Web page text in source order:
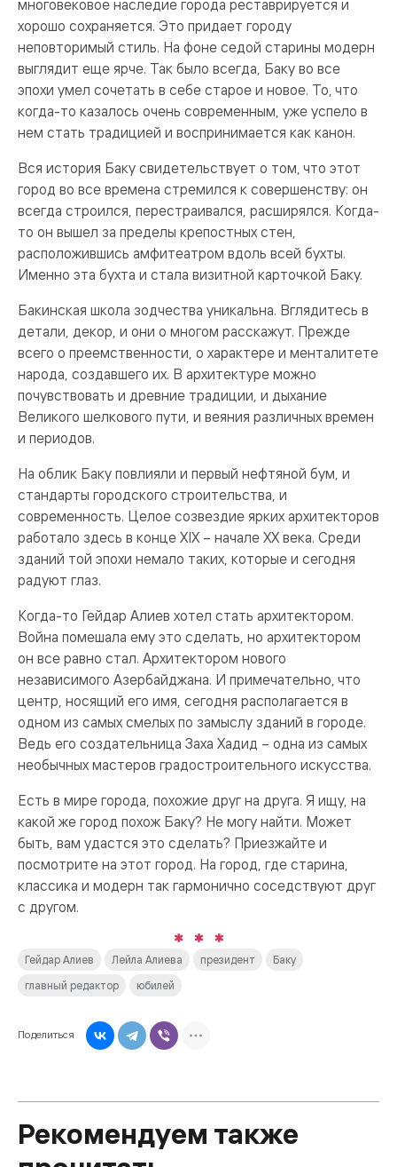
многовековое наследие города реставрируется и
хорошо сохраняется. Это придает городу
неповторимый стиль. На фоне седой старины модерн
выглядит еще ярче. Так было всегда, Баку во все
эпохи умел сочетать в себе старое и новое. То, что
когда-то казалось очень современным, уже успело в
нем стать традицией и воспринимается как канон.
Вся история Баку свидетельствует о том, что этот
город во все времена стремился к совершенству: он
всегда строился, перестраивался, расширялся. Когда-
то он вышел за пределы крепостных стен,
расположившись амфитеатром вдоль всей бухты.
Именно эта бухта и стала визитной карточкой Баку.
Бакинская школа зодчества уникальна. Вглядитесь в
детали, декор, и они о многом расскажут. Прежде
всего о преемственности, о характере и менталитете
народа, создавшего их. В архитектуре можно
почувствовать и древние традиции, и дыхание
Великого шелкового пути, и веяния различных времен
и периодов.
На облик Баку повлияли и первый нефтяной бум, и
стандарты городского строительства, и
современность. Целое созвездие ярких архитекторов
работало здесь в конце XIX – начале ХХ века. Среди
зданий той эпохи немало таких, которые и сегодня
радуют глаз.
Когда-то Гейдар Алиев хотел стать архитектором.
Война помешала ему это сделать, но архитектором
он все равно стал. Архитектором нового
независимого Азербайджана. И примечательно, что
центр, носящий его имя, сегодня располагается в
одном из самых смелых по замыслу зданий в городе.
Ведь его создательница Заха Хадид – одна из самых
необычных мастеров градостроительного искусства.
Есть в мире города, похожие друг на друга. Я ищу, на
какой же город похож Баку? Не могу найти. Может
быть, вам удастся это сделать? Приезжайте и
посмотрите на этот город. На город, где старина,
классика и модерн так гармонично соседствуют друг
с другом.
Гейдар Алиев Лейла Алиева президент
Баку
главный редактор
юбилей
Поделиться
Рекомендуем также